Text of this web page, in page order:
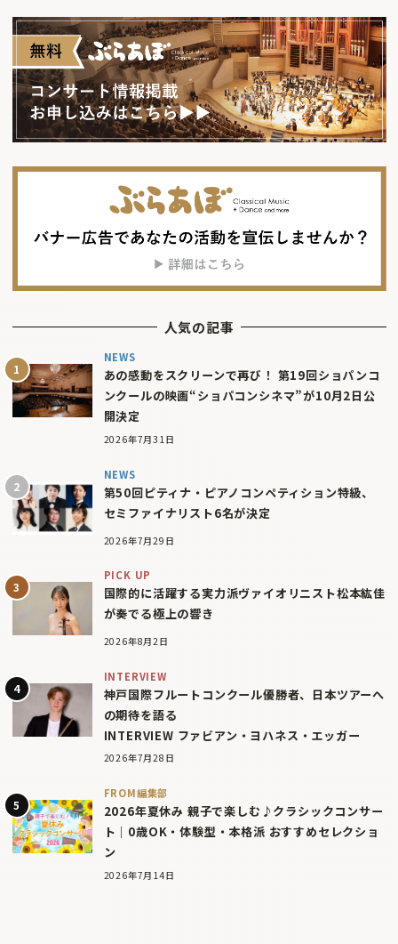
人気の記事
NEWS
あの感動をスクリーンで再び！ 第19回ショパンコ
ンクールの映画“ショパコンシネマ”が10月2日公
開決定
2026年7月31日
NEWS
第50回ピティナ・ピアノコンペティション特級、
セミファイナリスト6名が決定
2026年7月29日
PICK UP
国際的に活躍する実力派ヴァイオリニスト松本紘佳
が奏でる極上の響き
2026年8月2日
INTERVIEW
神戸国際フルートコンクール優勝者、日本ツアーへ
の期待を語る
INTERVIEW ファビアン・ヨハネス・エッガー
2026年7月28日
FROM編集部
2026年夏休み 親子で楽しむ♪クラシックコンサー
ト｜0歳OK・体験型・本格派 おすすめセレクショ
ン
2026年7月14日